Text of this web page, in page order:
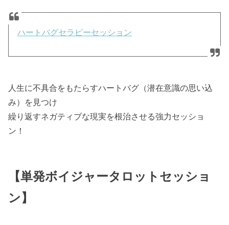
ハートバグセラピーセッション
人生に不具合をもたらすハートバグ（潜在意識の思い込
み）を見つけ
繰り返すネガティブな現実を根治させる強力セッショ
ン！
【単発ボイジャータロットセッショ
ン】